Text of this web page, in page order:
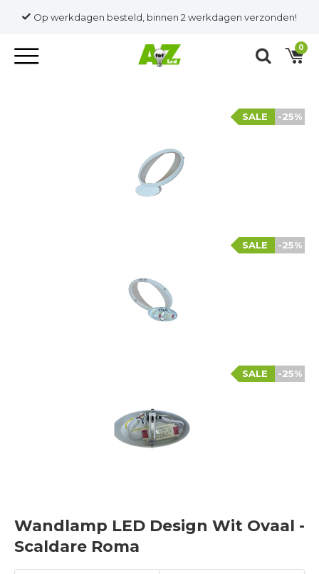
Op werkdagen besteld, binnen 2 werkdagen verzonden!
0
-25%
SALE
-25%
SALE
-25%
SALE
Wandlamp LED Design Wit Ovaal -
Scaldare Roma